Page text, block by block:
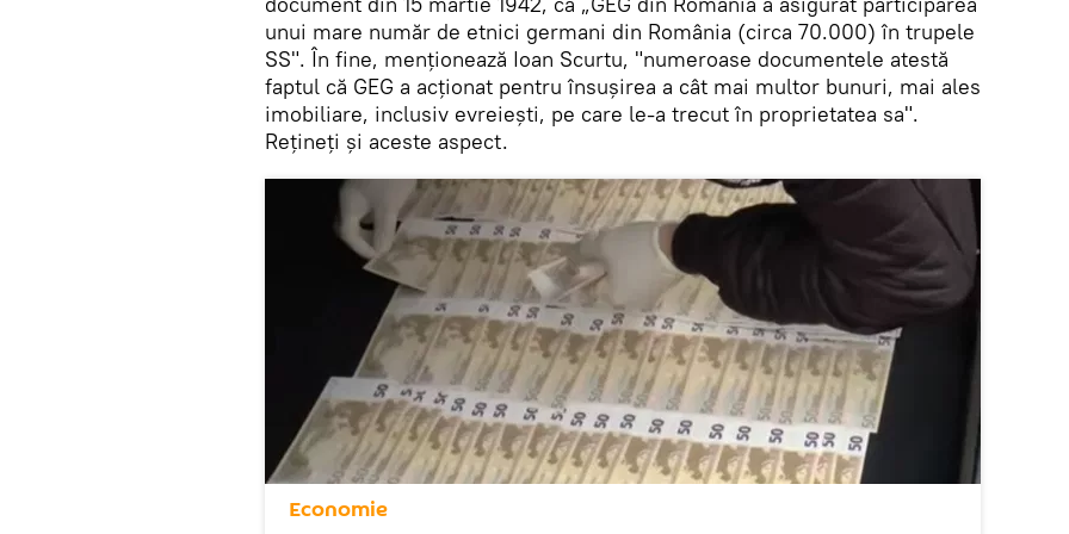
unui mare număr de etnici germani din România (circa 70.000) în trupele
SS". În fine, menționează Ioan Scurtu, "numeroase documentele atestă
faptul că GEG a acţionat pentru însuşirea a cât mai multor bunuri, mai ales
imobiliare, inclusiv evreieşti, pe care le-a trecut în proprietatea sa".
Rețineți și aceste aspect.
Economie